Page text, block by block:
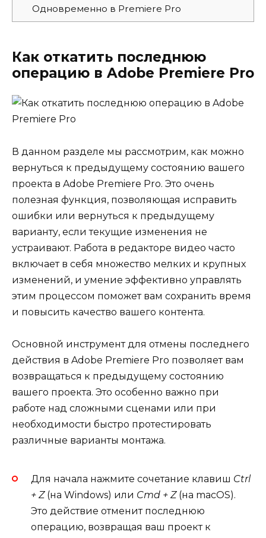
Одновременно в Premiere Pro
Как откатить последнюю
операцию в Adobe Premiere Pro
В данном разделе мы рассмотрим, как можно
вернуться к предыдущему состоянию вашего
проекта в Adobe Premiere Pro. Это очень
полезная функция, позволяющая исправить
ошибки или вернуться к предыдущему
варианту, если текущие изменения не
устраивают. Работа в редакторе видео часто
включает в себя множество мелких и крупных
изменений, и умение эффективно управлять
этим процессом поможет вам сохранить время
и повысить качество вашего контента.
Основной инструмент для отмены последнего
действия в Adobe Premiere Pro позволяет вам
возвращаться к предыдущему состоянию
вашего проекта. Это особенно важно при
работе над сложными сценами или при
необходимости быстро протестировать
различные варианты монтажа.
Для начала нажмите сочетание клавиш Ctrl
+ Z(на Windows) или Cmd + Z(на macOS).
Это действие отменит последнюю
операцию, возвращая ваш проект к